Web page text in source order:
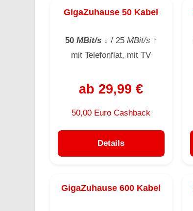
GigaZuhause 50 Kabel
50MBit/s↓ / 25MBit/s ↑
mit Telefonflat, mit TV
ab 29,99 €
50,00 Euro Cashback
Details
GigaZuhause 600 Kabel